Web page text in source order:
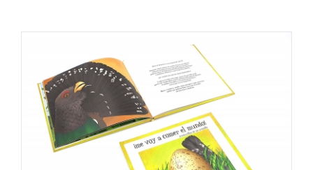
CARRITO